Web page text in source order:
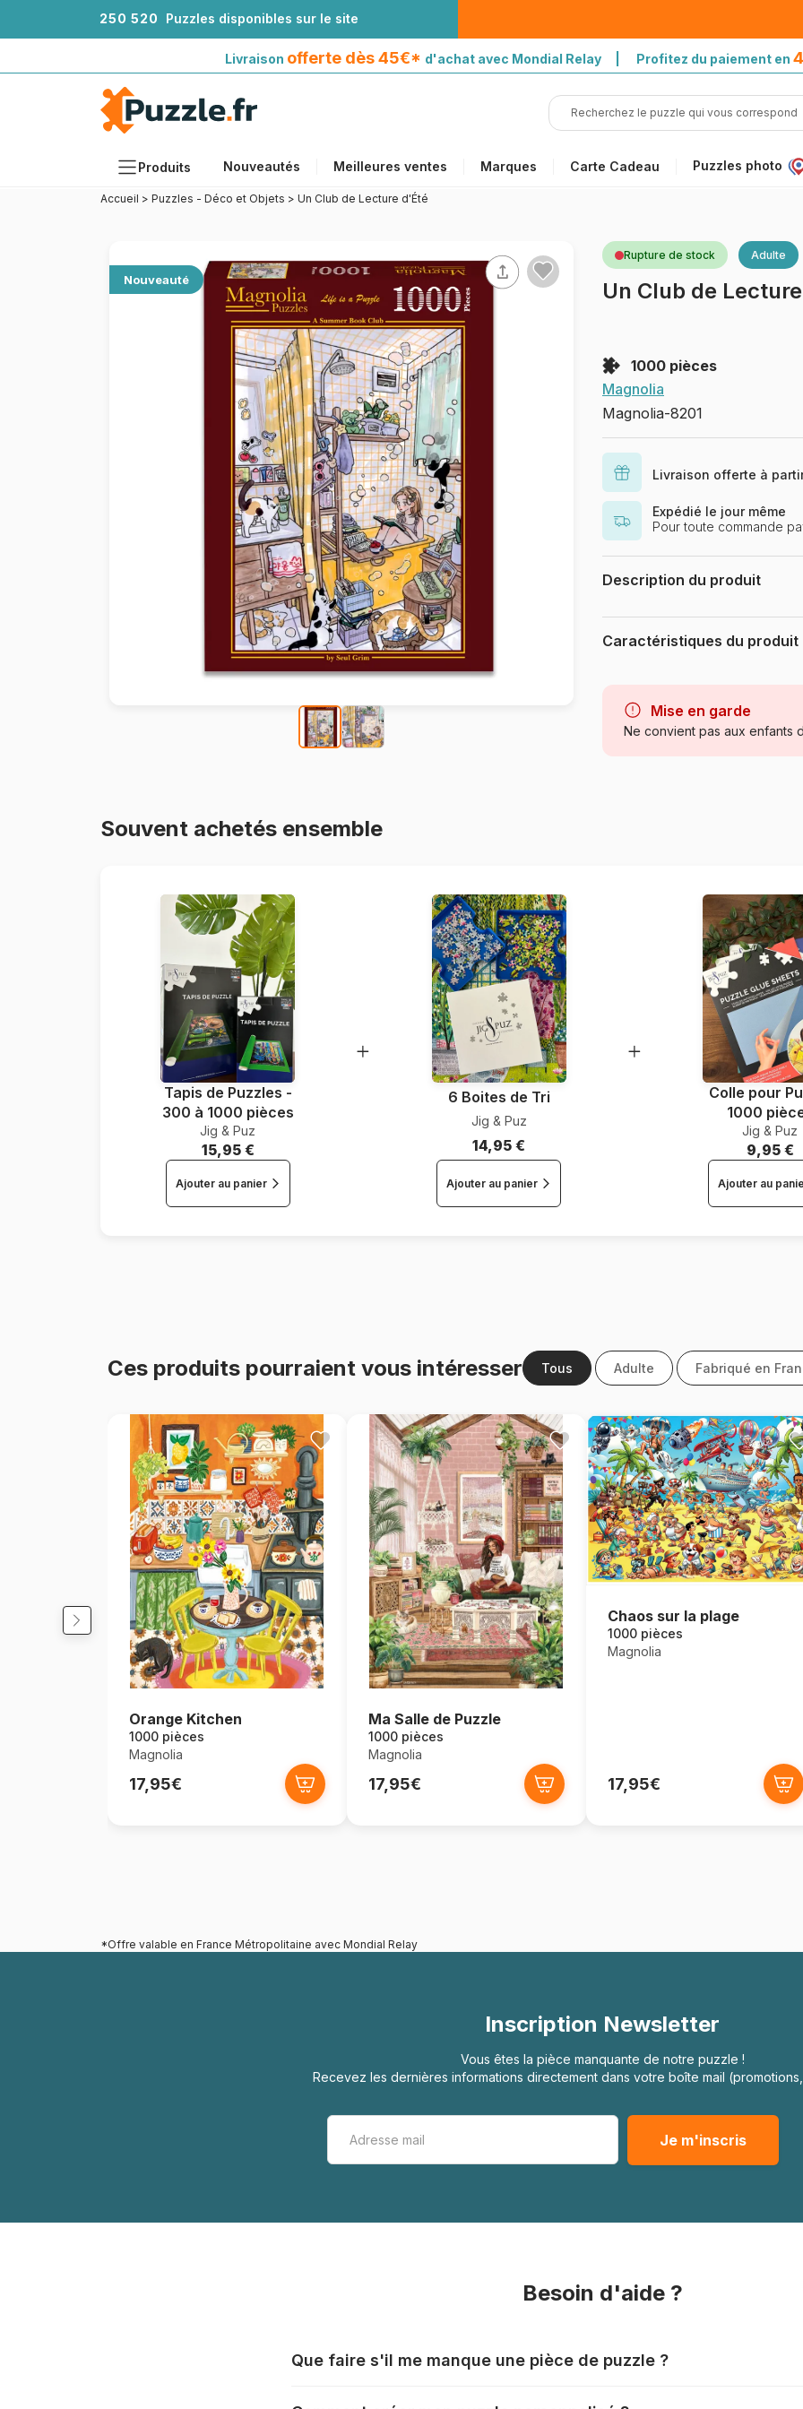
250 520 Puzzles disponibles sur le site
Livraison offerte dès 45€* d'achat avec Mondial Relay | Profitez du paiement en
Produits Nouveautés Meilleures ventes Marques Carte Cadeau Puzzles photo
Formats
avec Mondial Relay
Accueil > Puzzles - Déco et Objets > Un Club de Lecture d'Été
Nouveauté
Rupture de stock Adulte
Un Club de
1000 pièces
Magnolia
Magnolia-8201
Livraison offerte à
Expédié le jour même
Pour toute commande
Description du produit
Seul Grim
Caractéristiques du produit
Catégorie
Age
Mise en garde
Ne convient pas aux enfants
Souvent achetés ensemble
Tapis de Puzzles -
300 à 1000 pièces
Jig & Puz
15,95 €
Ajouter au panier
6 Boites de Tri
Jig & Puz
14,95 €
Ajouter au panier
Colle pour
1000
Jig & Puz
9,95 €
Ajouter au
Ces produits pourraient vous intéresser Tous Adulte Fabriqué en
Orange Kitchen
1000 pièces
Magnolia
17,95€
Ma Salle de Puzzle
1000 pièces
Magnolia
17,95€
Chaos sur la plage
1000 pièces
Magnolia
17,95€
*Offre valable en France Métropolitaine avec Mondial Relay
Inscription Newsletter
Vous êtes la pièce manquante de notre puzzle !
Recevez les dernières informations directement dans votre boîte mail
Besoin d'aide ?
Que faire s'il me manque une pièce de puzzle ?